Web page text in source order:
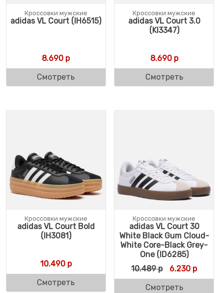
Кроссовки мужские
adidas VL Court (IH6515)
8.690 р
Смотреть
Кроссовки мужские
adidas VL Court 3.0
(KI3347)
8.690р
Смотреть
Кроссовки мужские
adidas VL Court Bold
(IH3081)
10.490р
Смотреть
Кроссовки мужские
adidas VL Court 30
White Black Gum Cloud-
White Core-Black Grey-
One (ID6285)
10.489р 6.230 р
Смотреть